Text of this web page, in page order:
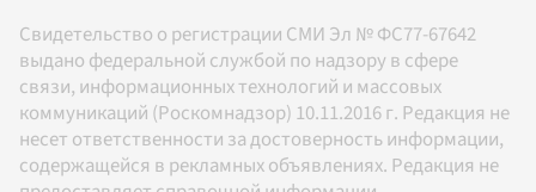
Свидетельство о регистрации СМИ Эл № ФС77-67642
выдано федеральной службой по надзору в сфере
связи, информационных технологий и массовых
коммуникаций (Роскомнадзор) 10.11.2016 г. Редакция не
несет ответственности за достоверность информации,
содержащейся в рекламных объявлениях. Редакция не